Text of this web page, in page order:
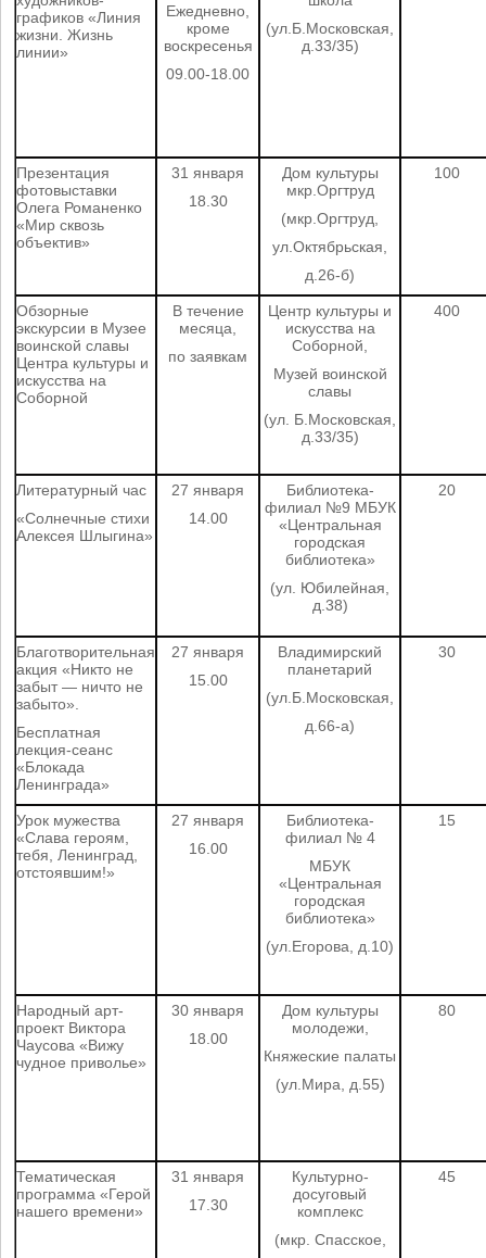
графиков «Линия
жизни. Жизнь
линии»
Ежедневно,
кроме
воскресенья
09.00-18.00
(ул.Б.Московская,
д.33/35)
Презентация
фотовыставки
Олега Романенко
«Мир сквозь
объектив»
31 января
18.30
Дом культуры
мкр.Оргтруд
(мкр.Оргтруд,
ул.Октябрьская,
д.26-б)
100
Обзорные
экскурсии в Музее
воинской славы
Центра культуры и
искусства на
Соборной
В течение
месяца,
по заявкам
Центр культуры и
искусства на
Соборной,
Музей воинской
славы
(ул. Б.Московская,
д.33/35)
400
Литературный час
«Солнечные стихи
Алексея Шлыгина»
27 января
14.00
Библиотека-
филиал №9 МБУК
«Центральная
городская
библиотека»
(ул. Юбилейная,
д.38)
20
Благотворительная
акция «Никто не
забыт — ничто не
забыто».
Бесплатная
лекция-сеанс
«Блокада
Ленинграда»
27 января
15.00
Владимирский
планетарий
(ул.Б.Московская,
д.66-а)
30
Урок мужества
«Слава героям,
тебя, Ленинград,
отстоявшим!»
27 января
16.00
Библиотека-
филиал № 4
МБУК
«Центральная
городская
библиотека»
(ул.Егорова, д.10)
15
Народный арт-
проект Виктора
Чаусова «Вижу
чудное приволье»
30 января
18.00
Дом культуры
молодежи,
Княжеские палаты
(ул.Мира, д.55)
80
Тематическая
программа «Герой
нашего времени»
31 января
17.30
Культурно-
досуговый
комплекс
(мкр. Спасское,
45